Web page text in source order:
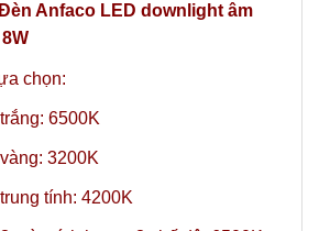
Anfaco LED downlight âm
chọn:
6500K
3200K
tính: 4200K